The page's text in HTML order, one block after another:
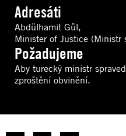
Adresáti
Abdülhamit Gül,
Minister of Justice (Ministr
Požadujeme
Aby turecký ministr
zproštění obvinění.